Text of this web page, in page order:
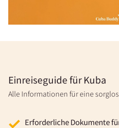
Einreiseguide für Kuba
Alle Informationen für eine
Erforderliche Dokumente